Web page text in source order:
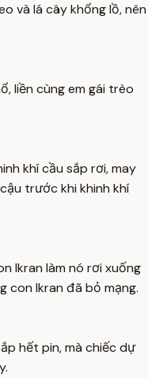
và lá cây khổng lồ, nên
liền cùng em gái trèo
khí cầu sắp rơi, may
trước khi khinh khí
Ikran làm nó rơi xuống
con Ikran đã bỏ mạng.
hết pin, mà chiếc dự